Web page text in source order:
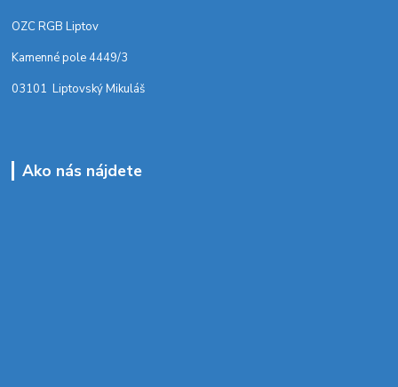
OZC RGB Liptov
Kamenné pole 4449/3
03101 Liptovský Mikuláš
Ako nás nájdete